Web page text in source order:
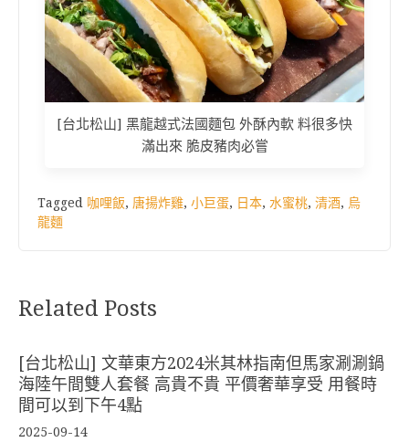
[台北松山] 黑龍越式法國麵包 外酥內軟 料很多快
滿出來 脆皮豬肉必嘗
Tagged 咖哩飯, 唐揚炸雞, 小巨蛋, 日本, 水蜜桃, 清酒, 烏
龍麵
Related Posts
[台北松山] 文華東方2024米其林指南但馬家涮涮鍋
海陸午間雙人套餐 高貴不貴 平價奢華享受 用餐時
間可以到下午4點
2025-09-14